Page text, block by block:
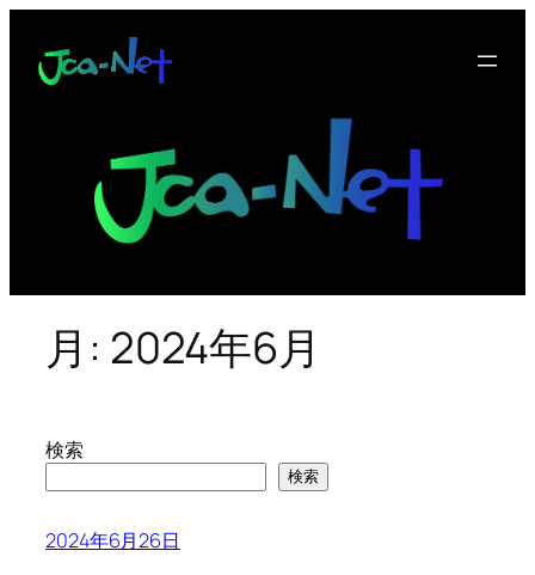
月: 2024年6月
検索
検索
2024年6月26日